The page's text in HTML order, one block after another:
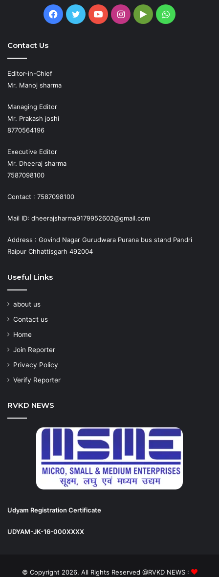
Facebook
TwitterYouTubeInstagram
GoogleWhatsApp
Contact Us
Editor-in-Chief
Mr. Manoj sharma
Managing Editor
Mr. Prakash joshi
8770564196
Executive Editor
Mr. Dheeraj sharma
7587098100
Contact : 7587098100
Mail ID: dheerajsharma9179952602@gmail.com
Address : Govind Nagar Gurudwara Purana bus stand Pandri
Raipur Chhattisgarh 492004
Useful Links
about us
Contact us
Home
Join Reporter
Privacy Policy
Verify Reporter
RVKD NEWS
Udyam Registration Certificate
UDYAM-JK-16-000XXXX
© Copyright 2026, All Rights Reserved @RVKD NEWS :